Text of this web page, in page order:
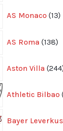
AS Monaco 13
AS Roma 138
Aston Villa 244
Athletic Bilbao
Bayer